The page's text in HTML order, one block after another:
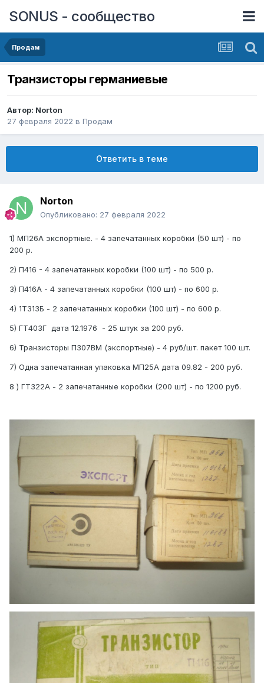
SONUS - сообщество
Продам
Транзисторы германиевые
Автор: Norton
27 февраля 2022 в Продам
Ответить в теме
Norton
Опубликовано: 27 февраля 2022
1) МП26А экспортные. - 4 запечатанных коробки (50 шт) - по
200 р.
2) П416 - 4 запечатанных коробки (100 шт) - по 500 р.
3) П416A - 4 запечатанных коробки (100 шт) - по 600 р.
4) 1Т313Б - 2 запечатанных коробки (100 шт) - по 600 р.
5) ГТ403Г дата 12.1976 - 25 штук за 200 руб.
6) Транзисторы П307ВМ (экспортные) - 4 руб/шт. пакет 100 шт.
7) Одна запечатанная упаковка МП25А дата 09.82 - 200 руб.
8 ) ГТ322А - 2 запечатанные коробки (200 шт) - по 1200 руб.